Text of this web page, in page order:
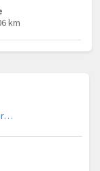
km
Politiehelikopter onderweg vanuit Amsterdam Vliegveld Schiphol